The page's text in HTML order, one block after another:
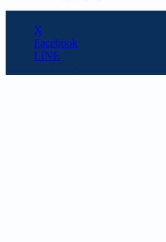
X
Facebook
LINE